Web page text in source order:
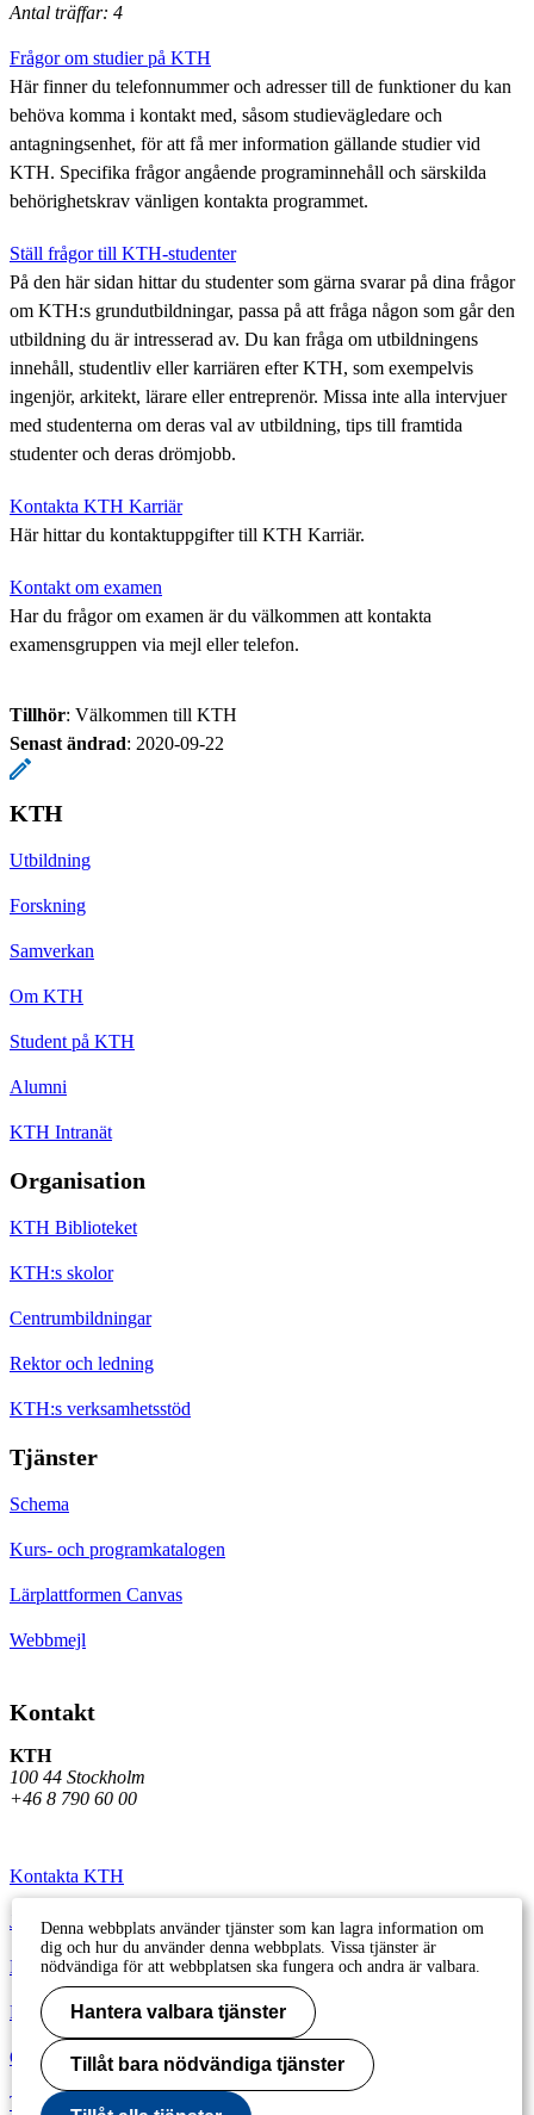
Antal träffar: 4
Frågor om studier på KTH
Här finner du telefonnummer och adresser till de funktioner du kan
behöva komma i kontakt med, såsom studievägledare och
antagningsenhet, för att få mer information gällande studier vid
KTH. Specifika frågor angående programinnehåll och särskilda
behörighetskrav vänligen kontakta programmet.
Ställ frågor till KTH-studenter
På den här sidan hittar du studenter som gärna svarar på dina frågor
om KTH:s grundutbildningar, passa på att fråga någon som går den
utbildning du är intresserad av. Du kan fråga om utbildningens
innehåll, studentliv eller karriären efter KTH, som exempelvis
ingenjör, arkitekt, lärare eller entreprenör. Missa inte alla intervjuer
med studenterna om deras val av utbildning, tips till framtida
studenter och deras drömjobb.
Kontakta KTH Karriär
Här hittar du kontaktuppgifter till KTH Karriär.
Kontakt om examen
Har du frågor om examen är du välkommen att kontakta
examensgruppen via mejl eller telefon.
Tillhör: Välkommen till KTH
Senast ändrad: 2020-09-22
KTH
Utbildning
Forskning
Samverkan
Om KTH
Student på KTH
Alumni
KTH Intranät
Organisation
KTH Biblioteket
KTH:s skolor
Centrumbildningar
Rektor och ledning
KTH:s verksamhetsstöd
Tjänster
Schema
Kurs- och programkatalogen
Lärplattformen Canvas
Webbmejl
Kontakt
KTH
100 44 Stockholm
+46 8 790 60 00
Kontakta KTH
Jobba på KTH
Press och media
Faktura och betalning KTH
Om KTH:s webbplatser
Tillgänglighetsredogörelse
Denna webbplats använder tjänster som kan lagra information om
dig och hur du använder denna webbplats. Vissa tjänster är
nödvändiga för att webbplatsen ska fungera och andra är valbara.
Hantera valbara tjänster
Tillåt bara nödvändiga tjänster